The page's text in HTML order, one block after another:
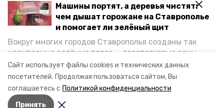
Сайт использует файлы cookies и технических данных
посетителей. Продолжая пользоваться сайтом, Вы
соглашаетесь с Политикой конфиденциальности
Принять
Машины портят, а деревья чистят:
чем дышат горожане на Ставрополье
и помогает ли зелёный щит
Вокруг многих городов Ставрополья созданы так
называемые зелёные пояса — лесопарковые зоны,
снижающие негативное воздействие выхлопных
газов на атмосферу. Справляются ли они с
постоянно растущим потоком автотранспорта и
каким воздухом дышат жители края, узнала
корреспондент «Победы26».
Представитель Фемиды приговорил её
к 4 месяцам в колонии-поселении.
Напомним, недавно на Ставрополье
должника посадили за решётку на 7
суток.